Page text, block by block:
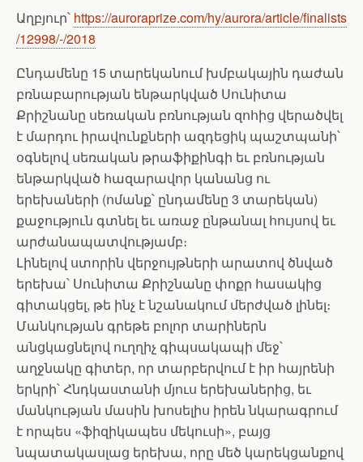
Աղբյուր՝ https://auroraprize.com/hy/aurora/article/finalists
/12998/-/2018
Ընդամենը 15 տարեկանում խմբակային դաժան
բռնաբարության ենթարկված Սունիտա
Քրիշնանը սեռական բռնության զոհից վերածվել
է մարդու իրավունքների ազդեցիկ պաշտպանի՝
օգնելով սեռական թրաֆիքինգի եւ բռնության
ենթարկված հազարավոր կանանց ու
երեխաների (ոմանք՝ ընդամենը 3 տարեկան)
քաջություն գտնել եւ առաջ ընթանալ հույսով եւ
արժանապատվությամբ։
Լինելով ստորին վերջույթների արատով ծնված
երեխա՝ Սունիտա Քրիշնանը փոքր հասակից
գիտակցել, թե ինչ է նշանակում մերժված լինել։
Մանկության գրեթե բոլոր տարիներն
անցկացնելով ուղղիչ գիպսակապի մեջ՝
աղջնակը գիտեր, որ տարբերվում է իր հայրենի
երկրի՝ Հնդկաստանի մյուս երեխաներից, եւ
մանկության մասին խոսելիս իրեն նկարագրում
է որպես «ֆիզիկապես մեկուսի», բայց
նպատակասլաց երեխա, որը մեծ կարեկցանքով